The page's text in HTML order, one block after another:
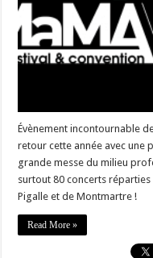
Évènement incontournable
retour cette année avec une
grande messe du milieu
surtout 80 concerts
Pigalle et de Montmartre !
Read More »